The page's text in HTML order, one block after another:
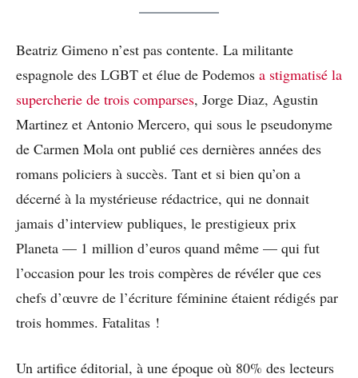
Beatriz Gimeno n’est pas contente. La militante
espagnole des LGBT et élue de Podemos a stigmatisé la
supercherie de trois comparses, Jorge Diaz, Agustin
Martinez et Antonio Mercero, qui sous le pseudonyme
de Carmen Mola ont publié ces dernières années des
romans policiers à succès. Tant et si bien qu’on a
décerné à la mystérieuse rédactrice, qui ne donnait
jamais d’interview publiques, le prestigieux prix
Planeta — 1 million d’euros quand même — qui fut
l’occasion pour les trois compères de révéler que ces
chefs d’œuvre de l’écriture féminine étaient rédigés par
trois hommes. Fatalitas !
Un artifice éditorial, à une époque où 80% des lecteurs